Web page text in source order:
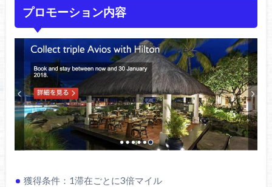
プロモーション内容
獲得条件：1滞在ごとに3倍マイル